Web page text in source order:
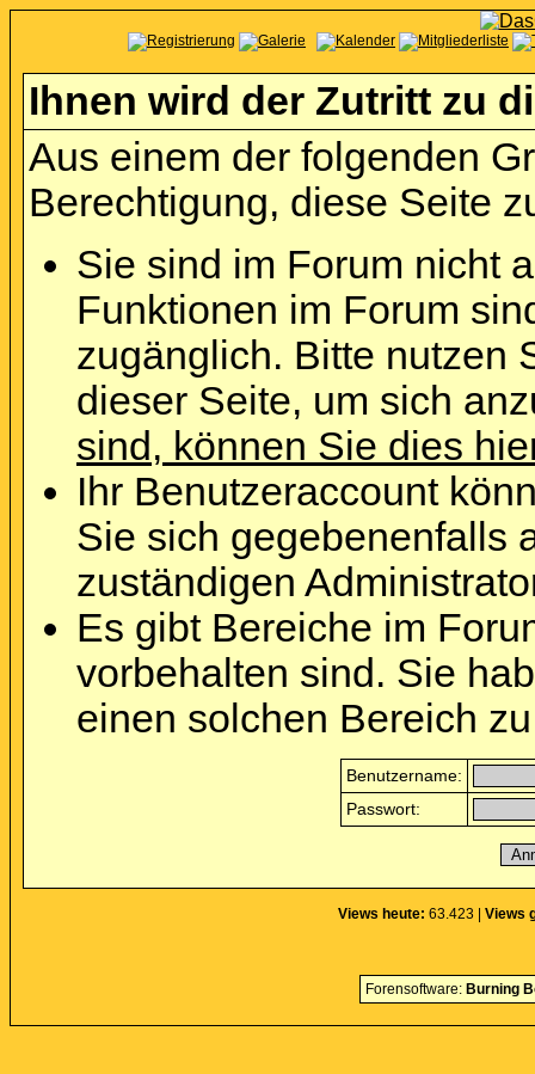
Ihnen wird der Zutritt zu
Aus einem der folgenden
Berechtigung, diese Seite
Sie sind im Forum nicht
Funktionen im Forum
zugänglich. Bitte nutzen
dieser Seite, um sich
sind, können Sie dies
Ihr Benutzeraccount
Sie sich gegebenenfalls
zuständigen
Es gibt Bereiche im
vorbehalten sind. Sie
einen solchen Bereich
Benutzername:
Passwort:
Views heute: 63.423 | Views
Forensoftware: Burning